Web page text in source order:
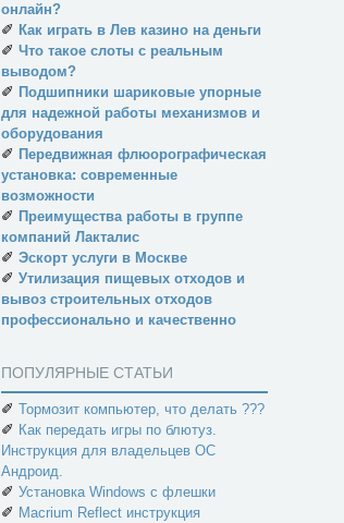
онлайн?
✐ Как играть в Лев казино на деньги
✐ Что такое слоты с реальным
выводом?
✐ Подшипники шариковые упорные
для надежной работы механизмов и
оборудования
✐ Передвижная флюорографическая
установка: современные
возможности
✐ Преимущества работы в группе
компаний Лакталис
✐ Эскорт услуги в Москве
✐ Утилизация пищевых отходов и
вывоз строительных отходов
профессионально и качественно
ПОПУЛЯРНЫЕ СТАТЬИ
✐ Тормозит компьютер, что делать ???
✐ Как передать игры по блютуз.
Инструкция для владельцев ОС
Андроид.
✐ Установка Windows с флешки
✐ Macrium Reflect инструкция